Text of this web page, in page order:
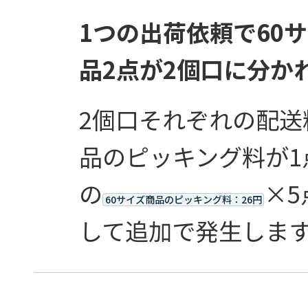
1つの出荷依頼で60
品2点が2個口に分か
2個口それぞれの配
品のピッキング料が
の 60サイズ商品のピッキング料：26円 ×5
して追加で発生しま